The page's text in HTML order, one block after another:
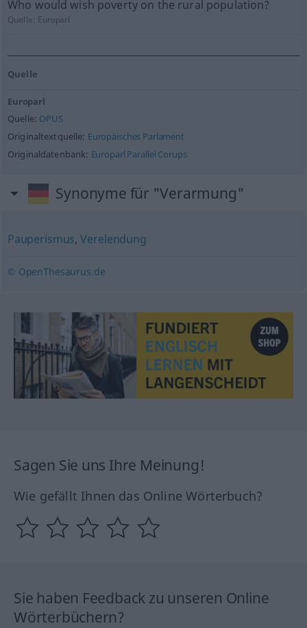
Who would wish poverty on the rural population?
Quelle: Europarl
Quelle
Europarl
Quelle: OPUS
Originaltextquelle: Europäisches Parlament
Originaldatenbank: Europarl Parallel Corups
Synonyme für "Verarmung"
Pauperismus,Verelendung
© OpenThesaurus.de
Sagen Sie uns Ihre Meinung!
Wie gefällt Ihnen das Online Wörterbuch?
Sie haben Feedback zu unseren Online
Wörterbüchern?